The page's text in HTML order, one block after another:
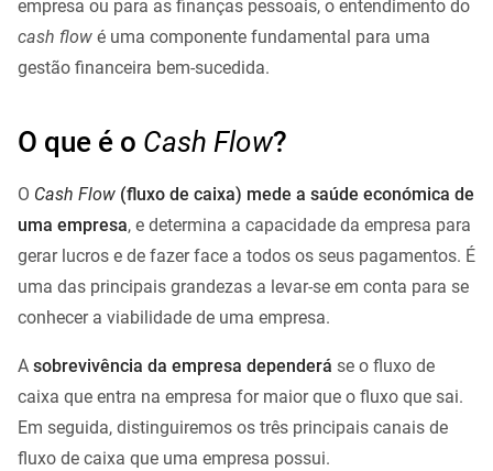
empresa ou para as finanças pessoais, o entendimento do
cash flow é uma componente fundamental para uma
gestão financeira bem-sucedida.
O que é o Cash Flow?
O Cash Flow (fluxo de caixa) mede a saúde económica de
uma empresa, e determina a capacidade da empresa para
gerar lucros e de fazer face a todos os seus pagamentos. É
uma das principais grandezas a levar-se em conta para se
conhecer a viabilidade de uma empresa.
A sobrevivência da empresa dependerá se o fluxo de
caixa que entra na empresa for maior que o fluxo que sai.
Em seguida, distinguiremos os três principais canais de
fluxo de caixa que uma empresa possui.